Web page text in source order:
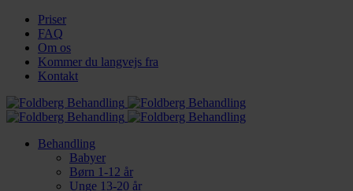
Priser
FAQ
Om os
Kommer du langvejs fra
Kontakt
Behandling
Babyer
Børn 1-12 år
Unge 13-20 år